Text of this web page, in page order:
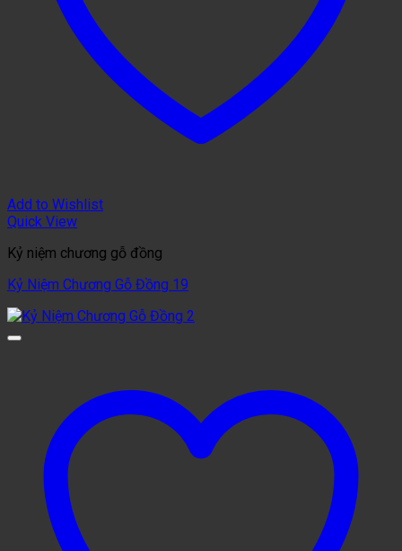
Add to Wishlist
Quick View
Kỷ niệm chương gỗ đồng
Kỷ Niệm Chương Gỗ Đồng 19